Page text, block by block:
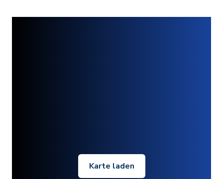
Karte laden